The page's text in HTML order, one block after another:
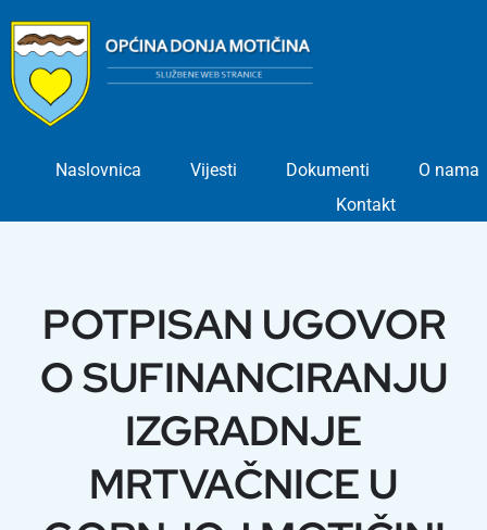
content
Naslovnica Vijesti Dokumenti
O nama
Kontakt
POTPISAN UGOVOR
O SUFINANCIRANJU
IZGRADNJE
MRTVAČNICE U